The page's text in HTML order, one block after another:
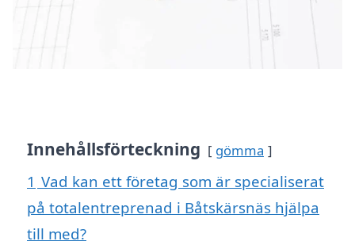
Innehållsförteckning gömma
1 Vad kan ett företag som är specialiserat
på totalentreprenad i Båtskärsnäs hjälpa
till med?